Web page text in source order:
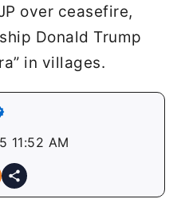
over ceasefire,
Donald Trump
in villages.
11:52 AM